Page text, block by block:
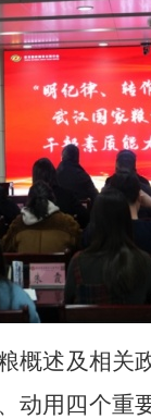
概述及相
动用四个重